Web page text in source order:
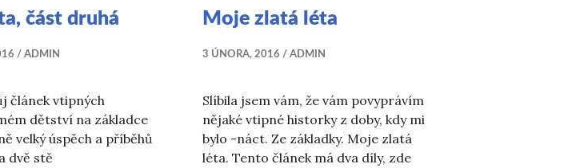
část druhá
ADMIN
článek vtipných
dětství na základce
velký úspěch a příběhů
dvě stě
Moje zlatá léta
3 ÚNORA, 2016 ADMIN
Slíbila jsem vám, že vám povyprávím
nějaké vtipné historky z doby, kdy mi
bylo -náct. Ze základky. Moje zlatá
léta. Tento článek má dva díly, zde